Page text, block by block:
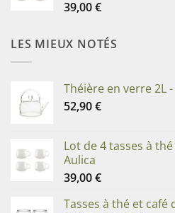
39,00€
LES MIEUX NOTÉS
Théière en verre 2L -
52,90€
Lot de 4 tasses à
Aulica
39,00€
Tasses à thé et